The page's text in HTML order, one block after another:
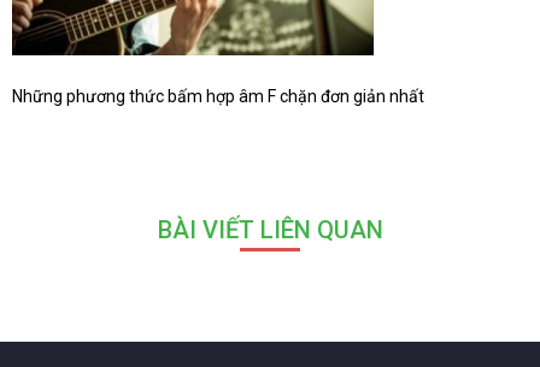
Những phương thức bấm hợp âm F chặn đơn giản nhất
BÀI VIẾT LIÊN QUAN